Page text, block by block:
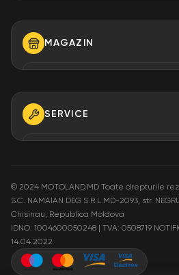
Despre Noi
MAGAZIN
+373 79 923 304
+373 79 923 306
E-MAIL
info@motoland.md
str. Pietrăriei 3A
SERVICE
+373 79 923 301
E-MAIL
service@motoland.md
ADRESA
© 2024 MOTOLAND.MD Toate drepturile
S.C. NAMAIAN DEG S.R.L.MD-2093, str.
Chisinau, Republica Moldova
IDNO: 1004600050248 | TVA: 0508719
14.04.2022